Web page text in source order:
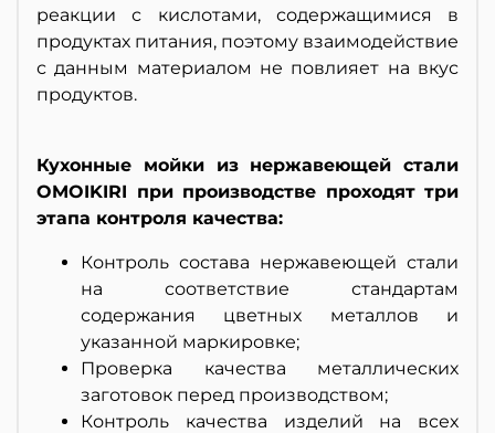
реакции с кислотами, содержащимися в
продуктах питания, поэтому взаимодействие
с данным материалом не повлияет на вкус
продуктов.
Кухонные мойки из нержавеющей стали
OMOIKIRI при производстве проходят три
этапа контроля качества:
Контроль состава нержавеющей стали
на соответствие стандартам
содержания цветных металлов и
указанной маркировке;
Проверка качества металлических
заготовок перед производством;
Контроль качества изделий на всех